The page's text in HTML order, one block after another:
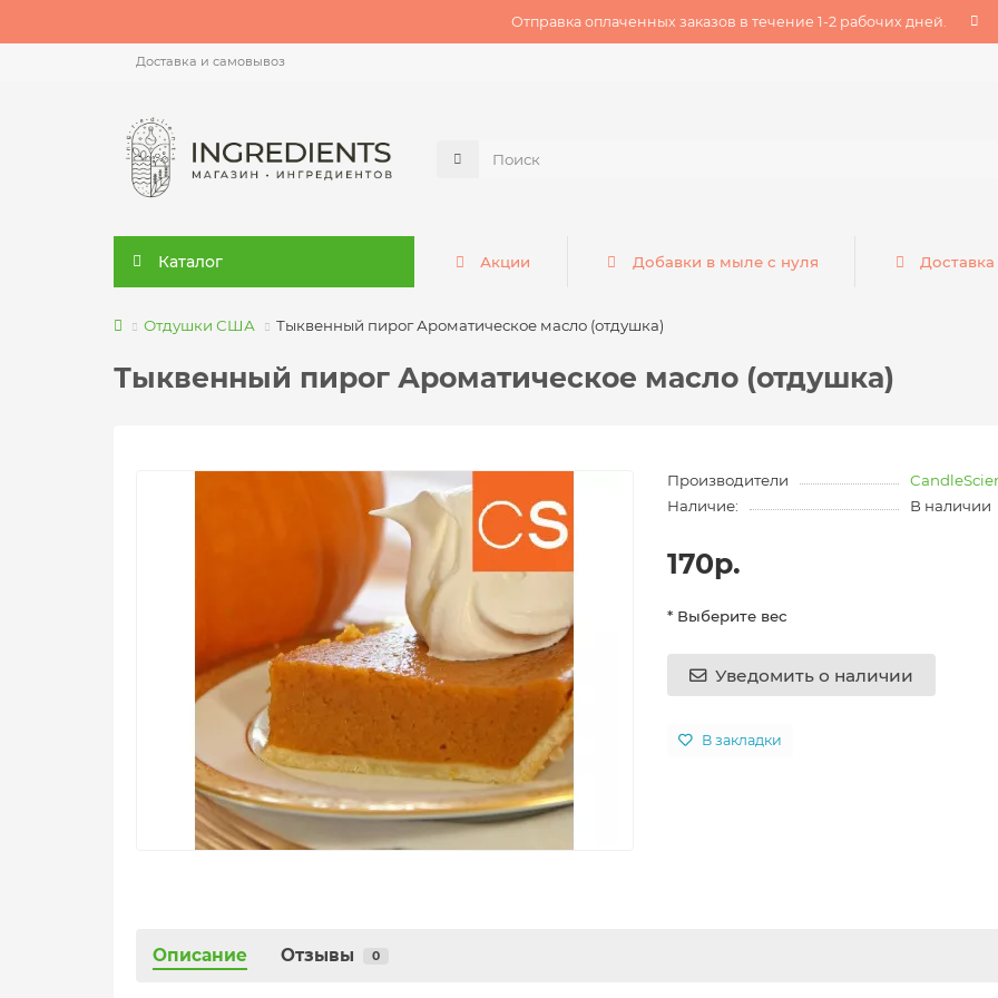
Отправка оплаченных заказов в течение 1-2 рабочих дней.
Доставка и самовывоз
Каталог Акции Добавки в мыле с нуля Доставка
Отдушки США Тыквенный пирог Ароматическое масло (отдушка)
Тыквенный пирог Ароматическое масло (отдушка)
Производители
Наличие:
В наличии
170р.
* Выберите вес
Уведомить о наличии
В закладки
Описание Отзывы 0